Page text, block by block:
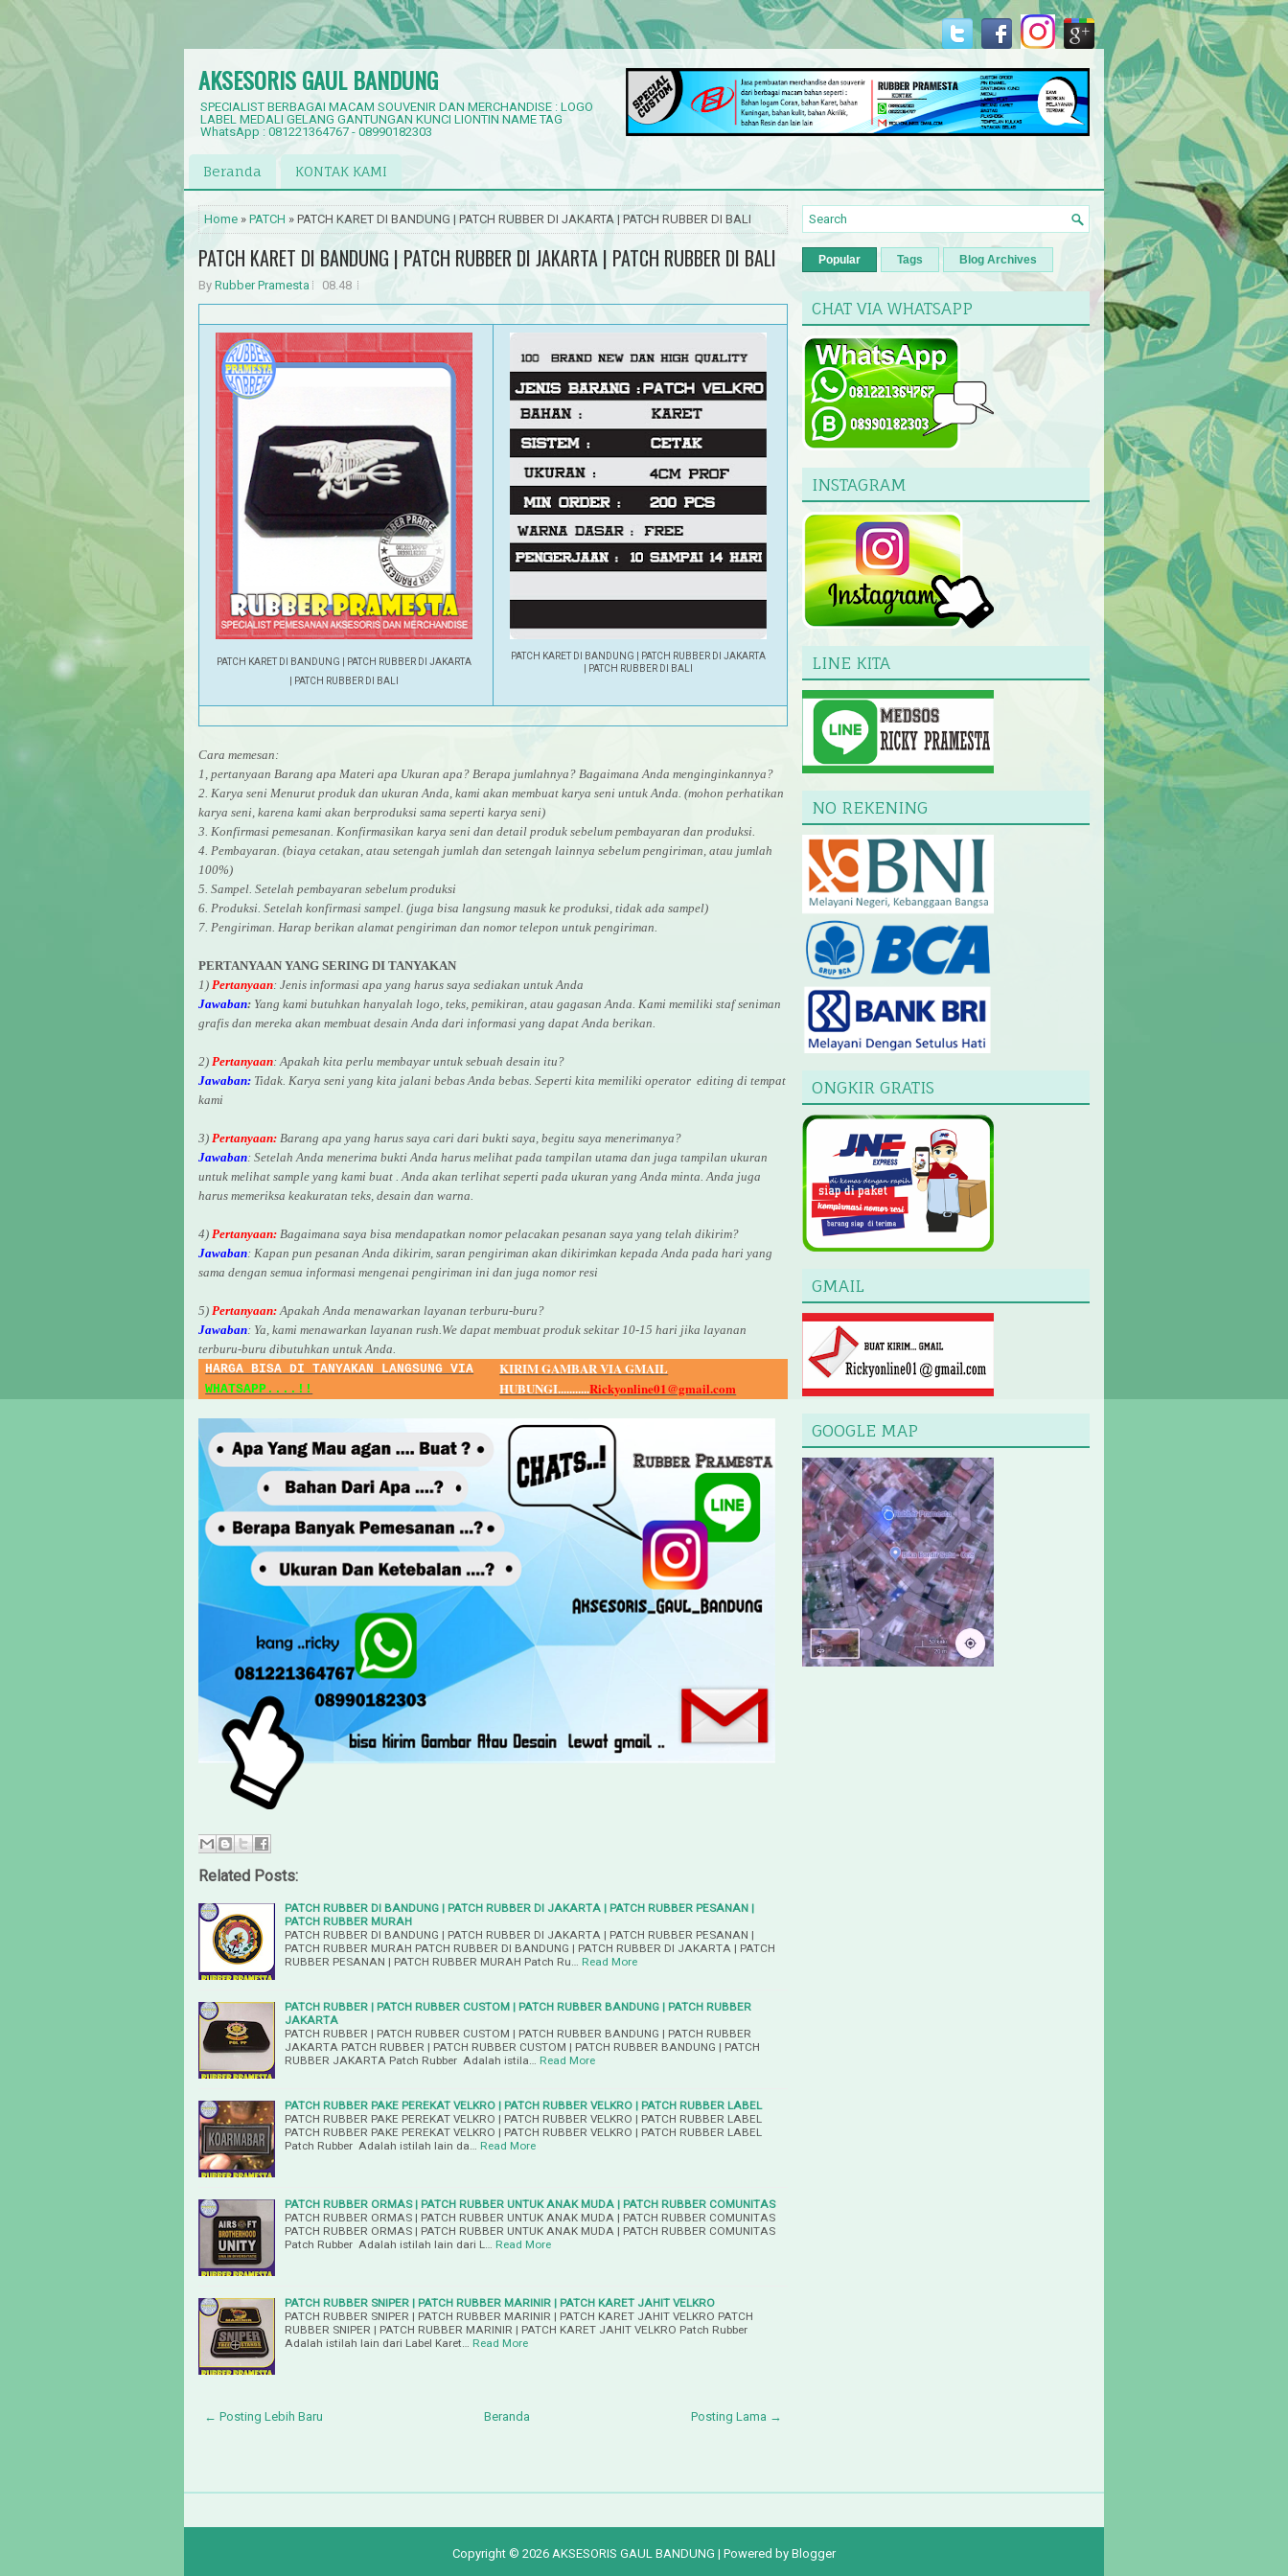
AKSESORIS GAUL BANDUNG
SPECIALIST BERBAGAI MACAM SOUVENIR DAN MERCHANDISE : LOGO
LABEL MEDALI GELANG GANTUNGAN KUNCI LIONTIN NAME TAG
WhatsApp : 081221364767 - 08990182303
Beranda KONTAK KAMI
Home » PATCH » PATCH KARET DI BANDUNG | PATCH RUBBER DI JAKARTA | PATCH RUBBER DI BALI
PATCH KARET DI BANDUNG | PATCH RUBBER DI JAKARTA | PATCH RUBBER DI BALI
By Rubber Pramesta 08.48
PATCH KARET DI BANDUNG | PATCH RUBBER DI JAKARTA
| PATCH RUBBER DI BALI
PATCH KARET DI BANDUNG | PATCH RUBBER DI JAKARTA
| PATCH RUBBER DI BALI
Cara memesan:
1, pertanyaan Barang apa Materi apa Ukuran apa? Berapa jumlahnya? Bagaimana Anda menginginkannya?
2. Karya seni Menurut produk dan ukuran Anda, kami akan membuat karya seni untuk Anda. (mohon perhatikan
karya seni, karena kami akan berproduksi sama seperti karya seni)
3. Konfirmasi pemesanan. Konfirmasikan karya seni dan detail produk sebelum pembayaran dan produksi.
4. Pembayaran. (biaya cetakan, atau setengah jumlah dan setengah lainnya sebelum pengiriman, atau jumlah
100%)
5. Sampel. Setelah pembayaran sebelum produksi
6. Produksi. Setelah konfirmasi sampel. (juga bisa langsung masuk ke produksi, tidak ada sampel)
7. Pengiriman. Harap berikan alamat pengiriman dan nomor telepon untuk pengiriman.
PERTANYAAN YANG SERING DI TANYAKAN
1) Pertanyaan: Jenis informasi apa yang harus saya sediakan untuk Anda
Jawaban: Yang kami butuhkan hanyalah logo, teks, pemikiran, atau gagasan Anda. Kami memiliki staf seniman
grafis dan mereka akan membuat desain Anda dari informasi yang dapat Anda berikan.
2) Pertanyaan: Apakah kita perlu membayar untuk sebuah desain itu?
Jawaban: Tidak. Karya seni yang kita jalani bebas Anda bebas. Seperti kita memiliki operator editing di tempat
kami
3) Pertanyaan: Barang apa yang harus saya cari dari bukti saya, begitu saya menerimanya?
Jawaban: Setelah Anda menerima bukti Anda harus melihat pada tampilan utama dan juga tampilan ukuran
untuk melihat sample yang kami buat . Anda akan terlihat seperti pada ukuran yang Anda minta. Anda juga
harus memeriksa keakuratan teks, desain dan warna.
4) Pertanyaan: Bagaimana saya bisa mendapatkan nomor pelacakan pesanan saya yang telah dikirim?
Jawaban: Kapan pun pesanan Anda dikirim, saran pengiriman akan dikirimkan kepada Anda pada hari yang
sama dengan semua informasi mengenai pengiriman ini dan juga nomor resi
5) Pertanyaan:Apakah Anda menawarkan layanan terburu-buru?
Jawaban: Ya, kami menawarkan layanan rush.We dapat membuat produk sekitar 10-15 hari jika layanan
terburu-buru dibutuhkan untuk Anda.
HARGA BISA DI TANYAKAN LANGSUNG VIA
WHATSAPP....!!
KIRIM GAMBAR VIA GMAIL
HUBUNGI...........Rickyonline01@gmail.com
Related Posts:
PATCH RUBBER DI BANDUNG | PATCH RUBBER DI JAKARTA | PATCH RUBBER PESANAN |
PATCH RUBBER MURAH
PATCH RUBBER DI BANDUNG | PATCH RUBBER DI JAKARTA | PATCH RUBBER PESANAN |
PATCH RUBBER MURAH PATCH RUBBER DI BANDUNG | PATCH RUBBER DI JAKARTA | PATCH
RUBBER PESANAN | PATCH RUBBER MURAH Patch Ru…
Read More
PATCH RUBBER | PATCH RUBBER CUSTOM | PATCH RUBBER BANDUNG | PATCH RUBBER
JAKARTA
PATCH RUBBER | PATCH RUBBER CUSTOM | PATCH RUBBER BANDUNG | PATCH RUBBER
JAKARTA PATCH RUBBER | PATCH RUBBER CUSTOM | PATCH RUBBER BANDUNG | PATCH
RUBBER JAKARTA Patch Rubber Adalah istila…
Read More
PATCH RUBBER PAKE PEREKAT VELKRO | PATCH RUBBER VELKRO | PATCH RUBBER LABEL
PATCH RUBBER PAKE PEREKAT VELKRO | PATCH RUBBER VELKRO | PATCH RUBBER LABEL
PATCH RUBBER PAKE PEREKAT VELKRO | PATCH RUBBER VELKRO | PATCH RUBBER LABEL
Patch Rubber Adalah istilah lain da…
Read More
PATCH RUBBER ORMAS | PATCH RUBBER UNTUK ANAK MUDA | PATCH RUBBER COMUNITAS
PATCH RUBBER ORMAS | PATCH RUBBER UNTUK ANAK MUDA | PATCH RUBBER COMUNITAS
PATCH RUBBER ORMAS | PATCH RUBBER UNTUK ANAK MUDA | PATCH RUBBER COMUNITAS
Patch Rubber Adalah istilah lain dari L…
Read More
PATCH RUBBER SNIPER | PATCH RUBBER MARINIR | PATCH KARET JAHIT VELKRO
PATCH RUBBER SNIPER | PATCH RUBBER MARINIR | PATCH KARET JAHIT VELKRO PATCH
RUBBER SNIPER | PATCH RUBBER MARINIR | PATCH KARET JAHIT VELKRO Patch Rubber
Adalah istilah lain dari Label Karet…
Read More
← Posting Lebih Baru Posting Lama →
Beranda
Popular Tags Blog Archives
CHAT VIA WHATSAPP
INSTAGRAM
LINE KITA
NO REKENING
ONGKIR GRATIS
GMAIL
GOOGLE MAP
Copyright © 2026 AKSESORIS GAUL BANDUNG | Powered by Blogger